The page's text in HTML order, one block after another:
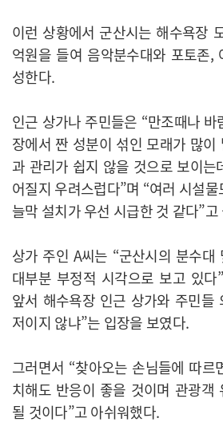
이런 상황에서 군산시는 해수욕장
억원을 들여 음악분수대와 포토존,
성한다.
인근 상가나 주민들은 “만조때나
장에서 짠 성분이 섞인 모래가 많이
과 관리가 쉽지 않을 것으로 보이는
어질지 우려스럽다”며 “여러 시설
늘막 설치가 우선 시급한 것 같다”고
상가 주인 A씨는 “군산시의 분수대
대부분 부정적 시각으로 보고 있다
앞서 해수욕장 인근 상가와 주민들
저이지 않냐”는 입장을 보였다.
그러면서 “찾아오는 손님들에 따르
치해도 반응이 좋을 것이며 관광객
될 것이다”고 아쉬워했다.